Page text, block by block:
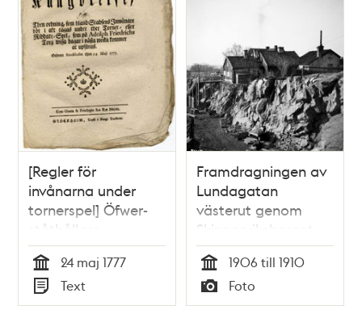
[Regler för
invånarna under
tornerspel] Öfwer-
ståthållare-
embetets
kungörelse, om then
ordning, som bland
stadsens inwånare
Tid
24 maj 1777
Typ
Text
Framdragningen av
Lundagatan
västerut genom
Skinnarviksberget.
Motsvarar nu
Lundagatan 50. Då
kv. Kaninen Mindre,
nu kv. Gnejsen
Tid
1906 till 1910
Typ
Foto